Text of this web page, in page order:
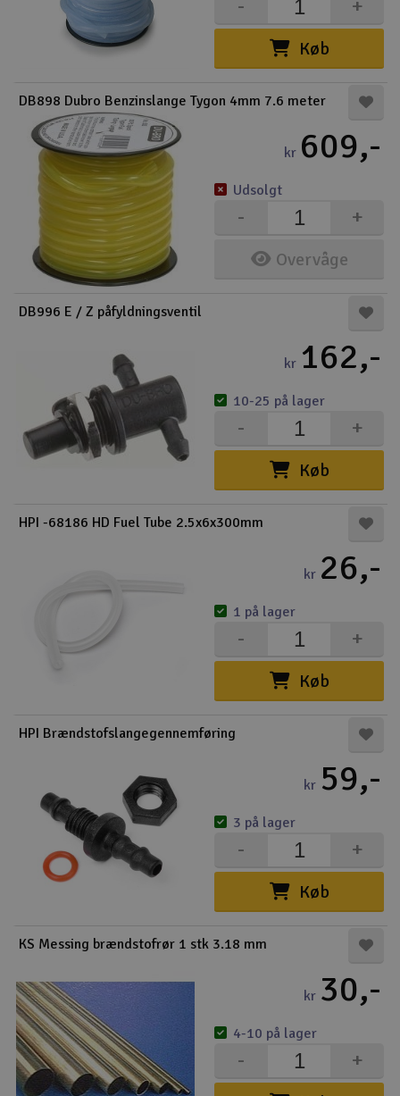
Køb
+
-
DB898 Dubro Benzinslange Tygon 4mm 7.6 meter
kr 609,-
Overvåge
+
-
Udsolgt
DB996 E / Z påfyldningsventil
kr 162,-
Køb
+
-
10-25 på lager
HPI -68186 HD Fuel Tube 2.5x6x300mm
kr 26,-
Køb
+
-
1 på lager
HPI Brændstofslangegennemføring
kr 59,-
Køb
+
-
3 på lager
KS Messing brændstofrør 1 stk 3.18 mm
kr 30,-
+
-
4-10 på lager